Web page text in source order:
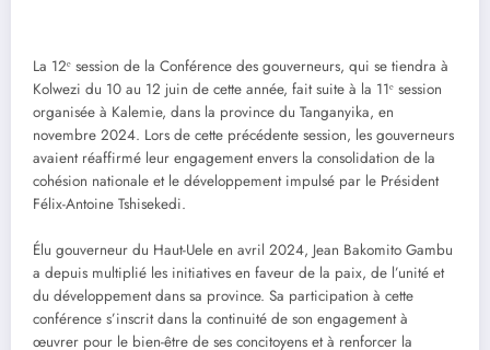
La 12ᵉ session de la Conférence des gouverneurs, qui se tiendra à
Kolwezi du 10 au 12 juin de cette année, fait suite à la 11ᵉ session
organisée à Kalemie, dans la province du Tanganyika, en
novembre 2024. Lors de cette précédente session, les gouverneurs
avaient réaffirmé leur engagement envers la consolidation de la
cohésion nationale et le développement impulsé par le Président
Félix-Antoine Tshisekedi.
Élu gouverneur du Haut-Uele en avril 2024, Jean Bakomito Gambu
a depuis multiplié les initiatives en faveur de la paix, de l’unité et
du développement dans sa province. Sa participation à cette
conférence s’inscrit dans la continuité de son engagement à
œuvrer pour le bien-être de ses concitoyens et à renforcer la